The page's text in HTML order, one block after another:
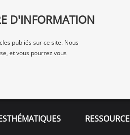
D'INFORMATION
publiés sur ce site. Nous
et vous pourrez vous
THÉMATIQUES